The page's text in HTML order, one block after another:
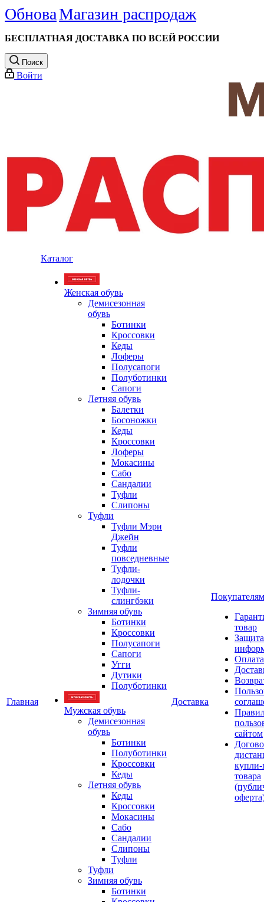
ОбноваМагазин распродаж
БЕСПЛАТНАЯ ДОСТАВКА ПО ВСЕЙ РОССИИ
Поиск
Войти
Главная
Каталог
Женская обувь
Демисезонная
обувь
Ботинки
Кроссовки
Кеды
Лоферы
Полусапоги
Полуботинки
Сапоги
Летняя обувь
Балетки
Босоножки
Кеды
Кроссовки
Лоферы
Мокасины
Сабо
Сандалии
Туфли
Слипоны
Туфли
Туфли Мэри
Джейн
Туфли
повседневные
Туфли-
лодочки
Туфли-
слингбэки
Зимняя обувь
Ботинки
Кроссовки
Полусапоги
Сапоги
Угги
Дутики
Полуботинки
Мужская обувь
Демисезонная
обувь
Ботинки
Полуботинки
Кроссовки
Кеды
Летняя обувь
Кеды
Кроссовки
Мокасины
Сабо
Сандалии
Слипоны
Туфли
Туфли
Зимняя обувь
Ботинки
Доставка
Покупателям
товар
Защита
Оплата
сайтом
товара